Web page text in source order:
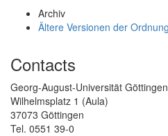
Archiv
Ältere Versionen der
Contacts
Georg-August-Universität Göttingen
Wilhelmsplatz 1 (Aula)
37073 Göttingen
Tel. 0551 39-0